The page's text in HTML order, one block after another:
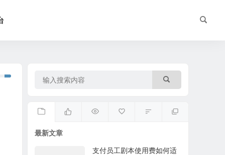
最新文章
支付员工剧本使用费如何适